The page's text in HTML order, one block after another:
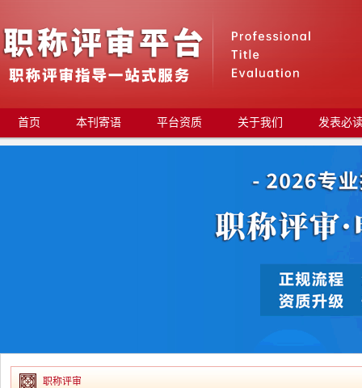
首页 本刊寄语 平台资质 关于我们 发表必
职称评审